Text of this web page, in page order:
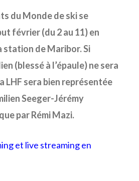
du Monde de ski se
février (du 2 au 11) en
station de Maribor. Si
(blessé à l’épaule) ne sera
LHF sera bien représentée
Seeger-Jérémy
par Rémi Mazi.
et live streaming en